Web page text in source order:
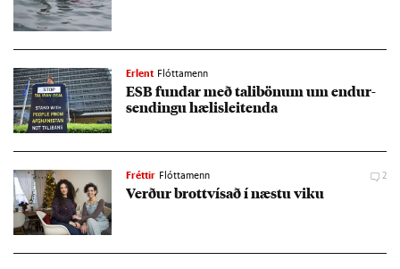
Erlent Flóttamenn
ESB fund­ar með tali­bön­um um end­ur­
send­ingu hæl­is­leit­enda
Fréttir Flóttamenn 2
Verð­ur brott­vís­að í næstu viku